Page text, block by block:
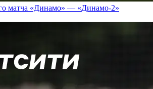
матча «Динамо» — «Динамо-2»